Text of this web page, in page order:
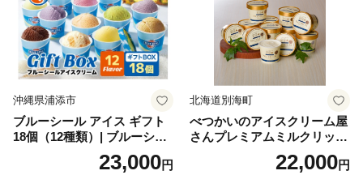
沖縄県浦添市
ブルーシール アイス ギフト
18個（12種類）| ブルーシー
ルアイス ブルーシールアイ
スクリーム 着日指定可能 送
23,000円
北海道別海町
べつかいのアイスクリーム屋
さんプレミアムミルクリッチ
12個（AP-01）（ 北海道アイ
ス 北海道産アイス アイス ア
22,000円